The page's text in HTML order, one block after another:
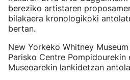
bereziko artistaren
bilakaera kronologikoki
bertan.
New Yorkeko Whitney
Parisko Centre Pompidourekin
Museoarekin lankidetzan